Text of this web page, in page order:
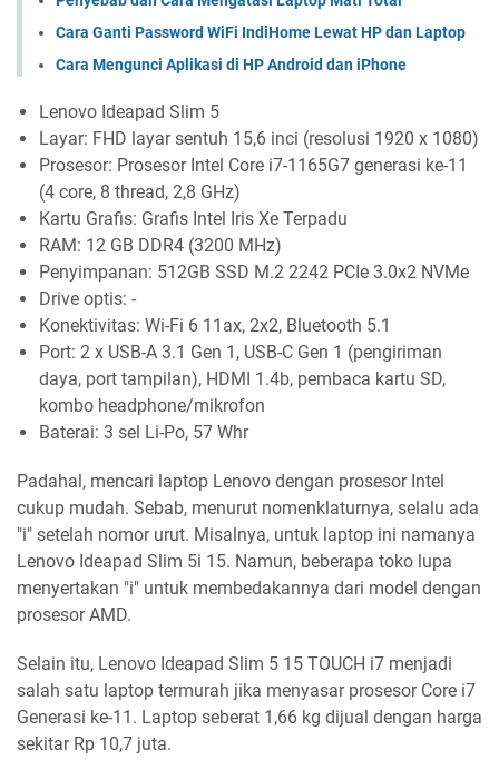
Cara Ganti Password WiFi IndiHome Lewat HP dan Laptop
Cara Mengunci Aplikasi di HP Android dan iPhone
Lenovo Ideapad Slim 5
Layar: FHD layar sentuh 15,6 inci (resolusi 1920 x 1080)
Prosesor: Prosesor Intel Core i7-1165G7 generasi ke-11
(4 core, 8 thread, 2,8 GHz)
Kartu Grafis: Grafis Intel Iris Xe Terpadu
RAM: 12 GB DDR4 (3200 MHz)
Penyimpanan: 512GB SSD M.2 2242 PCIe 3.0x2 NVMe
Drive optis: -
Konektivitas: Wi-Fi 6 11ax, 2x2, Bluetooth 5.1
Port: 2 x USB-A 3.1 Gen 1, USB-C Gen 1 (pengiriman
daya, port tampilan), HDMI 1.4b, pembaca kartu SD,
kombo headphone/mikrofon
Baterai: 3 sel Li-Po, 57 Whr
Padahal, mencari laptop Lenovo dengan prosesor Intel
cukup mudah. Sebab, menurut nomenklaturnya, selalu ada
"i" setelah nomor urut. Misalnya, untuk laptop ini namanya
Lenovo Ideapad Slim 5i 15. Namun, beberapa toko lupa
menyertakan "i" untuk membedakannya dari model dengan
prosesor AMD.
Selain itu, Lenovo Ideapad Slim 5 15 TOUCH i7 menjadi
salah satu laptop termurah jika menyasar prosesor Core i7
Generasi ke-11. Laptop seberat 1,66 kg dijual dengan harga
sekitar Rp 10,7 juta.